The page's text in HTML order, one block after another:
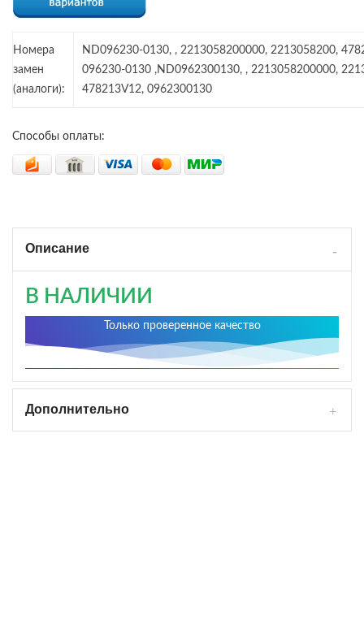
Номера
замен
(аналоги):
ND096230-0130, , 2213058200000, 2213058200,
096230-0130 ,ND0962300130, , 2213058200000,
478213V12, 0962300130
Способы оплаты:
Описание
В НАЛИЧИИ
Только проверенное качество
Дополнительно